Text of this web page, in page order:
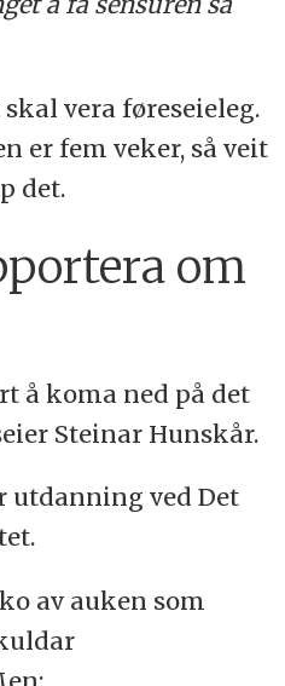
vera føreseieleg.
er fem veker, så veit
det.
om
å koma ned på det
Steinar Hunskår.
utdanning ved Det
av auken som